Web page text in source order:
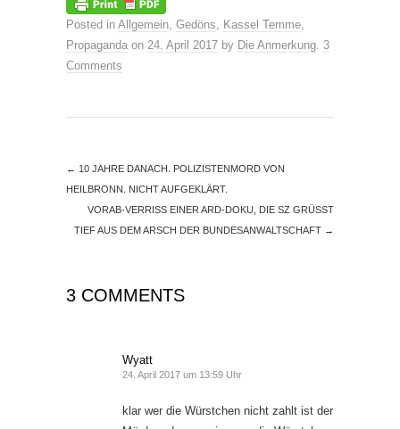
Posted in Allgemein, Gedöns, Kassel Temme,
Propaganda on 24. April 2017 by Die Anmerkung. 3
Comments
← 10 JAHRE DANACH. POLIZISTENMORD VON
HEILBRONN. NICHT AUFGEKLÄRT.
VORAB-VERRISS EINER ARD-DOKU, DIE SZ GRÜSST
TIEF AUS DEM ARSCH DER BUNDESANWALTSCHAFT →
3 COMMENTS
Wyatt
24. April 2017 um 13:59 Uhr
klar wer die Würstchen nicht zahlt ist der